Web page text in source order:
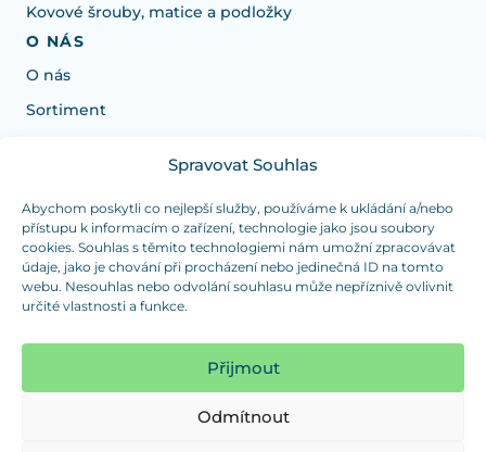
Spravovat Souhlas
Abychom poskytli co nejlepší služby, používáme k ukládání a/nebo
přístupu k informacím o zařízení, technologie jako jsou soubory
cookies. Souhlas s těmito technologiemi nám umožní zpracovávat
údaje, jako je chování při procházení nebo jedinečná ID na tomto
webu. Nesouhlas nebo odvolání souhlasu může nepříznivě ovlivnit
určité vlastnosti a funkce.
Přijmout
Odmítnout
Kovové šrouby, matice a podložky
O NÁS
O nás
Sortiment
Potřebujete poradit s výběrem?
Jsme tu pro vás Pondělí-Čtvrtek od: 7:30 - 15:30 hodin
a Pátek od 7:30 - 14:30 hodin
info@dualpraha.cz +420 725 802 767
(platba pouze v hotovosti)
Jsme tu pro vás Pondělí-Čtvrtek od: 7:30 - 15:30 hodin